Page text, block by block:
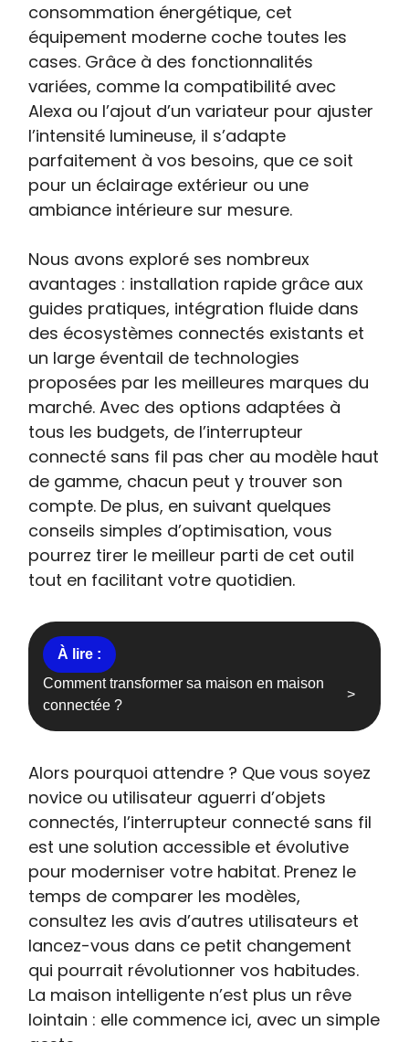
consommation énergétique, cet
équipement moderne coche toutes les
cases. Grâce à des fonctionnalités
variées, comme la compatibilité avec
Alexa ou l’ajout d’un variateur pour ajuster
l’intensité lumineuse, il s’adapte
parfaitement à vos besoins, que ce soit
pour un éclairage extérieur ou une
ambiance intérieure sur mesure.
Nous avons exploré ses nombreux
avantages : installation rapide grâce aux
guides pratiques, intégration fluide dans
des écosystèmes connectés existants et
un large éventail de technologies
proposées par les meilleures marques du
marché. Avec des options adaptées à
tous les budgets, de l’interrupteur
connecté sans fil pas cher au modèle haut
de gamme, chacun peut y trouver son
compte. De plus, en suivant quelques
conseils simples d’optimisation, vous
pourrez tirer le meilleur parti de cet outil
tout en facilitant votre quotidien.
Comment transformer sa maison en maison
connectée ?
Alors pourquoi attendre ? Que vous soyez
novice ou utilisateur aguerri d’objets
connectés, l’interrupteur connecté sans fil
est une solution accessible et évolutive
pour moderniser votre habitat. Prenez le
temps de comparer les modèles,
consultez les avis d’autres utilisateurs et
lancez-vous dans ce petit changement
qui pourrait révolutionner vos habitudes.
La maison intelligente n’est plus un rêve
lointain : elle commence ici, avec un simple